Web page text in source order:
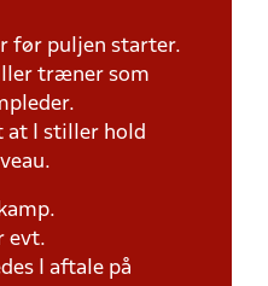
før puljen starter.
træner som
at I stiller hold
evt.
I aftale på